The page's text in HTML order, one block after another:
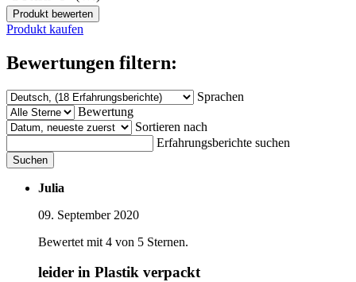
Produkt bewerten
Produkt kaufen
Bewertungen filtern:
Sprachen
Bewertung
Sortieren nach
Erfahrungsberichte suchen
Suchen
Julia
09. September 2020
Bewertet mit 4 von 5 Sternen.
leider in Plastik verpackt